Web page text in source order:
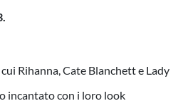
Rihanna, Cate Blanchett e Lady
incantato con i loro look